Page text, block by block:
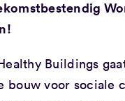
Buildings
bouw voor sociale